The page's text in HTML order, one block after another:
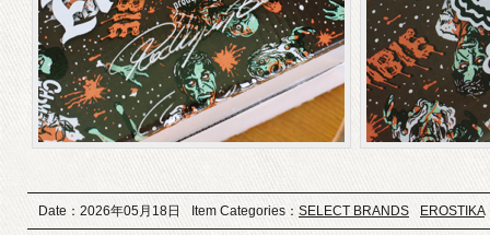
Date：2026年05月18日 Item Categories： SELECT BRANDS EROSTIKA